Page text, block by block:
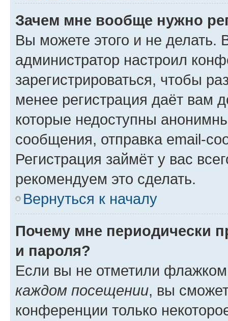
Зачем мне вообще нужно
Вы можете этого и не делать.
администратор настроил
зарегистрироваться, чтобы
менее регистрация даёт вам
которые недоступны
сообщения, отправка email-
Регистрация займёт у вас
рекомендуем это сделать.
Вернуться к началу
Почему мне периодически
и пароля?
Если вы не отметили
каждом посещении, вы
конференции только